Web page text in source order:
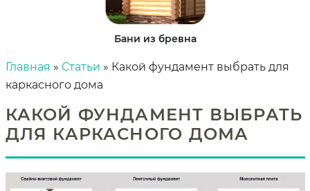
Бани из бревна
Главная » Статьи » Какой фундамент выбрать для
каркасного дома
КАКОЙ ФУНДАМЕНТ ВЫБРАТЬ
ДЛЯ КАРКАСНОГО ДОМА